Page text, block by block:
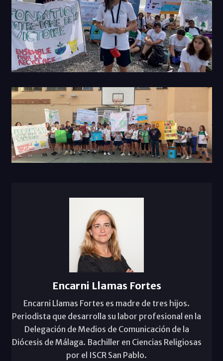
Encarni Llamas Fortes
Encarni Llamas Fortes es madre de tres hijos.
Periodista que desarrolla su labor profesional en la
Delegación de Medios de Comunicación de la
Diócesis de Málaga. Bachiller en Ciencias Religiosas
por el ISCR San Pablo.